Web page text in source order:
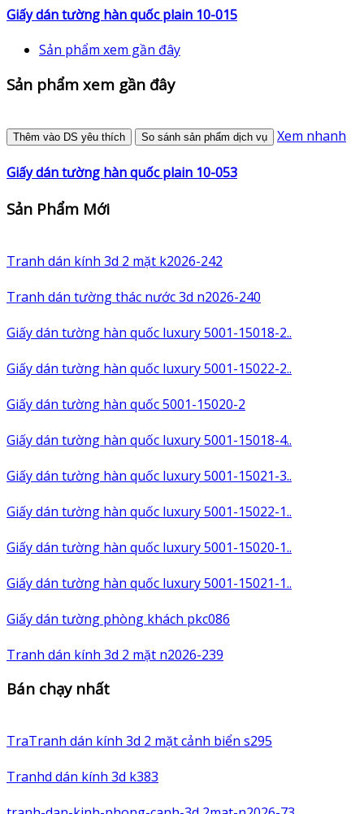
Giấy dán tường hàn quốc plain 10-015
Sản phẩm xem gần đây
Sản phẩm xem gần đây
Thêm vào DS yêu thích So sánh sản phẩm dịch vụ Xem nhanh
Giấy dán tường hàn quốc plain 10-053
Sản Phẩm Mới
Tranh dán kính 3d 2 mặt k2026-242
Tranh dán tường thác nước 3d n2026-240
Giấy dán tường hàn quốc luxury 5001-15018-2..
Giấy dán tường hàn quốc luxury 5001-15022-2..
Giấy dán tường hàn quốc 5001-15020-2
Giấy dán tường hàn quốc luxury 5001-15018-4..
Giấy dán tường hàn quốc luxury 5001-15021-3..
Giấy dán tường hàn quốc luxury 5001-15022-1..
Giấy dán tường hàn quốc luxury 5001-15020-1..
Giấy dán tường hàn quốc luxury 5001-15021-1..
Giấy dán tường phòng khách pkc086
Tranh dán kính 3d 2 mặt n2026-239
Bán chạy nhất
TraTranh dán kính 3d 2 mặt cảnh biển s295
Tranhd dán kính 3d k383